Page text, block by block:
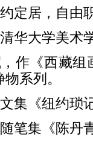
定居，自由
华大学美术
作《西藏组
系列。
集《纽约琐
笔集《陈丹